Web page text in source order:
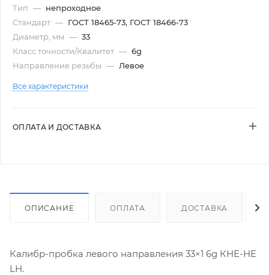
Тип — непроходное
Стандарт — ГОСТ 18465-73, ГОСТ 18466-73
Диаметр, мм — 33
Класс точности/Квалитет — 6g
Направление резьбы — Левое
Все характеристики
ОПЛАТА И ДОСТАВКА
ОПИСАНИЕ ОПЛАТА ДОСТАВКА
Калибр-пробка левого направления 33×1 6g КНЕ-НЕ
LH.